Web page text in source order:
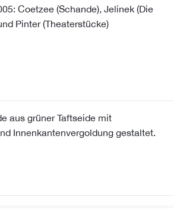
Coetzee (Schande), Jelinek (Die
Pinter (Theaterstücke)
aus grüner Taftseide mit
Innenkantenvergoldung gestaltet.